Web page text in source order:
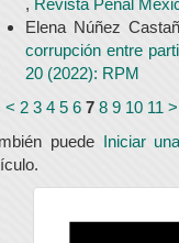
, Revista Penal
Elena Núñez
corrupción entre
20 (2022): RPM
< 2 3 4 5 6 7 8 9 10 11 >
puede Iniciar